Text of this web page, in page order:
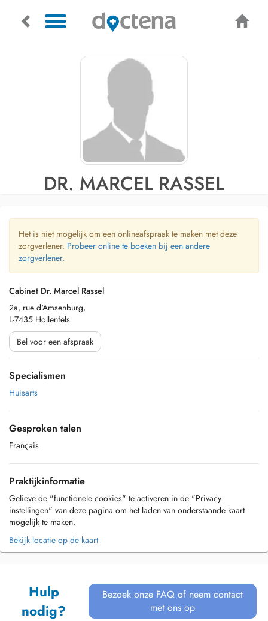
DR. MARCEL RASSEL
Het is niet mogelijk om een onlineafspraak te maken met deze
zorgverlener. Probeer online te boeken bij een andere
zorgverlener.
Cabinet Dr. Marcel Rassel
2a, rue d'Amsenburg,
L-7435 Hollenfels
Bel voor een afspraak
Specialismen
Huisarts
Gesproken talen
Français
Praktijkinformatie
Gelieve de "functionele cookies" te activeren in de "Privacy
instellingen" van deze pagina om het laden van onderstaande kaart
mogelijk te maken.
Bekijk locatie op de kaart
Hulp
nodig?
Bezoek onze FAQ of neem contact
met ons op